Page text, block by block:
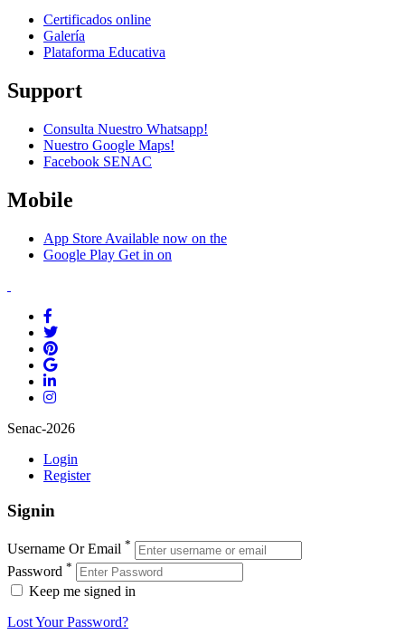
Certificados online
Galería
Plataforma Educativa
Support
Consulta Nuestro Whatsapp!
Nuestro Google Maps!
Facebook SENAC
Mobile
App Store Available now on the
Google Play Get in on
Senac-2026
Login
Register
Signin
Username Or Email *
Password *
Keep me signed in
Lost Your Password?